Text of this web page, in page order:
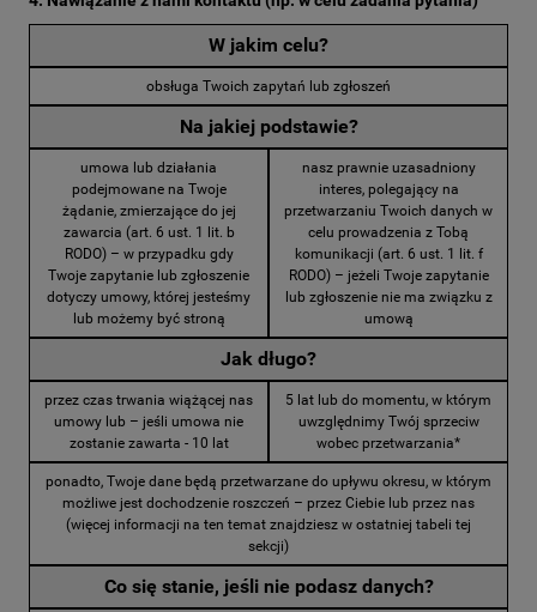
W jakim celu?
obsługa Twoich zapytań lub zgłoszeń
Na jakiej podstawie?
umowa lub działania
podejmowane na Twoje
żądanie, zmierzające do jej
zawarcia (art. 6 ust. 1 lit. b
RODO) – w przypadku gdy
Twoje zapytanie lub zgłoszenie
dotyczy umowy, której jesteśmy
lub możemy być stroną
nasz prawnie uzasadniony
interes, polegający na
przetwarzaniu Twoich danych w
celu prowadzenia z Tobą
komunikacji (art. 6 ust. 1 lit. f
RODO) – jeżeli Twoje zapytanie
lub zgłoszenie nie ma związku z
umową
Jak długo?
przez czas trwania wiążącej nas
umowy lub – jeśli umowa nie
zostanie zawarta - 10 lat
5 lat lub do momentu, w którym
uwzględnimy Twój sprzeciw
wobec przetwarzania*
ponadto, Twoje dane będą przetwarzane do upływu okresu, w którym
możliwe jest dochodzenie roszczeń – przez Ciebie lub przez nas
(więcej informacji na ten temat znajdziesz w ostatniej tabeli tej
sekcji)
Co się stanie, jeśli nie podasz danych?